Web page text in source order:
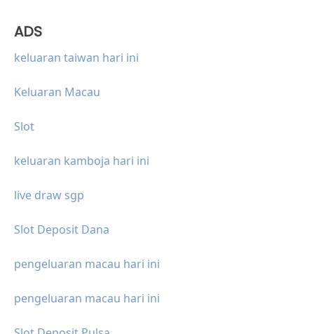
ADS
keluaran taiwan hari ini
Keluaran Macau
Slot
keluaran kamboja hari ini
live draw sgp
Slot Deposit Dana
pengeluaran macau hari ini
pengeluaran macau hari ini